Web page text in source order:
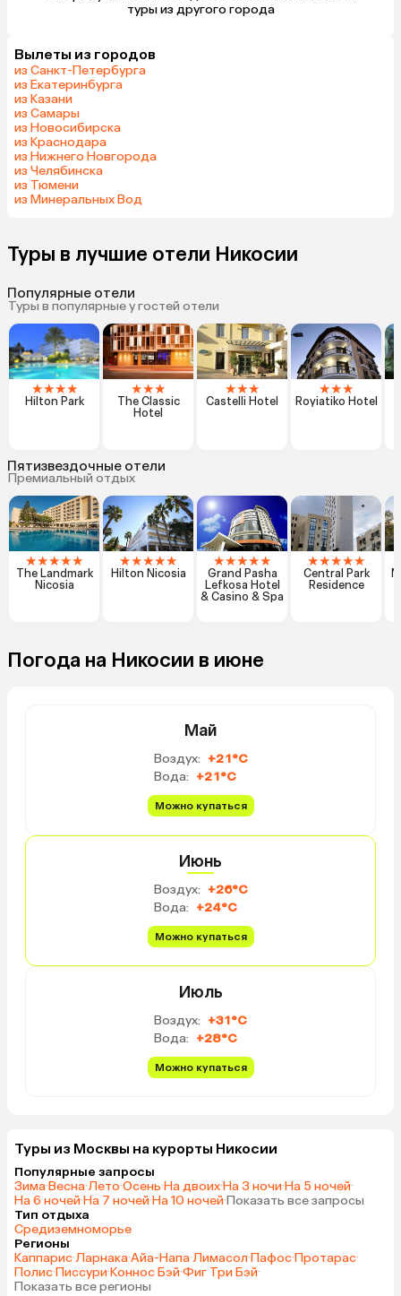
туры из другого города
Вылеты из городов
из Санкт-Петербурга
из Екатеринбурга
из Казани
из Самары
из Новосибирска
из Краснодара
из Нижнего Новгорода
из Челябинска
из Тюмени
из Минеральных Вод
Туры в лучшие отели Никосии
Популярные отели
Туры в популярные у гостей отели
★★★★
Hilton Park
★★★
The Classic
Hotel
★★★
Castelli Hotel
★★★
Royiatiko Hotel
Пятизвездочные отели
Премиальный отдых
★★★★★
The Landmark
Nicosia
★★★★★
Hilton Nicosia
★★★★★
Grand Pasha
Lefkosa Hotel
& Casino & Spa
★★★★★
Central Park
Residence
Погода на Никосии в июне
Май
Воздух: +21°C
Вода: +21°C
Можно купаться
Июнь
Воздух: +26°C
Вода: +24°C
Можно купаться
Июль
Воздух: +31°C
Вода: +28°C
Можно купаться
Туры из Москвы на курорты Никосии
Популярные запросы
Зима·Весна·Лето·Осень·На двоих·На 3 ночи·На 5 ночей·
На 6 ночей·На 7 ночей·На 10 ночей·Показать все запросы
Тип отдыха
Средиземноморье
Регионы
Каппарис·Ларнака·Айа-Напа·Лимасол·Пафос·Протарас·
Полис·Писсури·Коннос Бэй·Фиг Три Бэй·
Показать все регионы